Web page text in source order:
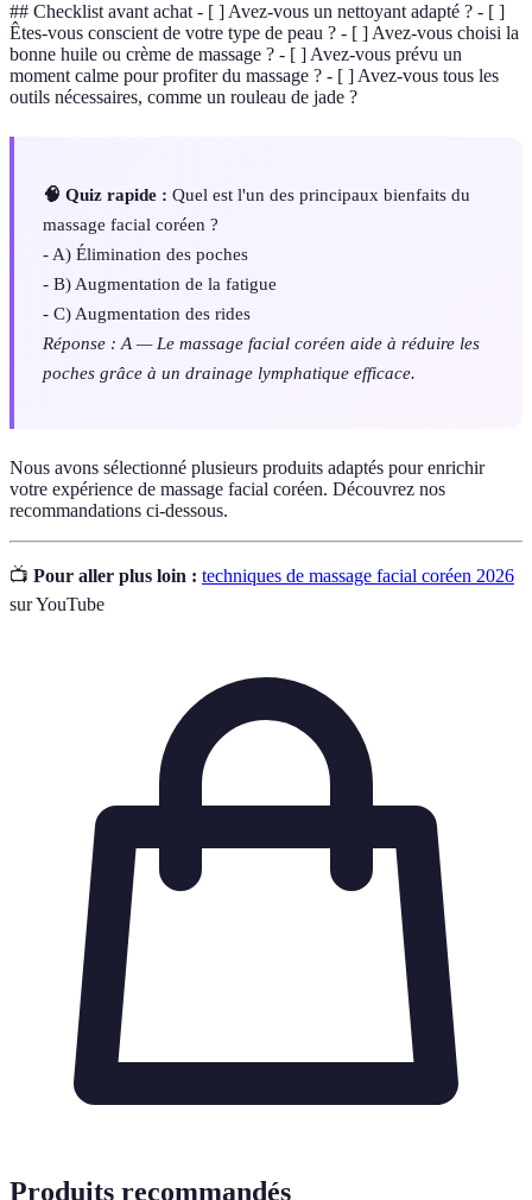
## Checklist avant achat - [ ] Avez-vous un nettoyant adapté ? - [ ]
Êtes-vous conscient de votre type de peau ? - [ ] Avez-vous choisi la
bonne huile ou crème de massage ? - [ ] Avez-vous prévu un
moment calme pour profiter du massage ? - [ ] Avez-vous tous les
outils nécessaires, comme un rouleau de jade ?
🧠 Quiz rapide : Quel est l'un des principaux bienfaits du
massage facial coréen ?
- A) Élimination des poches
- B) Augmentation de la fatigue
- C) Augmentation des rides
Réponse : A — Le massage facial coréen aide à réduire les
poches grâce à un drainage lymphatique efficace.
Nous avons sélectionné plusieurs produits adaptés pour enrichir
votre expérience de massage facial coréen. Découvrez nos
recommandations ci-dessous.
📺 Pour aller plus loin : techniques de massage facial coréen 2026
sur YouTube
Produits recommandés